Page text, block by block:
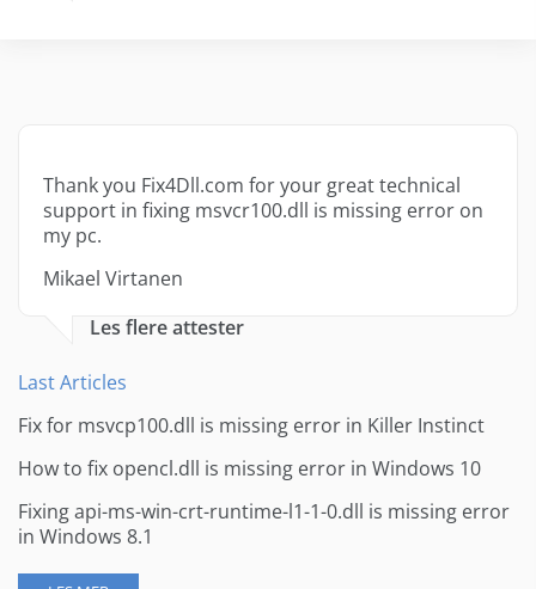
Thank you Fix4Dll.com for your great technical
support in fixing msvcr100.dll is missing error on
my pc.
Mikael Virtanen
Les flere attester
Last Articles
Fix for msvcp100.dll is missing error in Killer Instinct
How to fix opencl.dll is missing error in Windows 10
Fixing api-ms-win-crt-runtime-l1-1-0.dll is missing error
in Windows 8.1